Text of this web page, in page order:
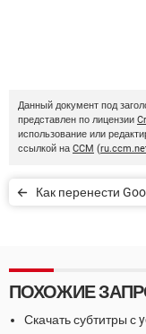
Данный документ под
представлен по лицензии
использование или
ссылкой на CCM (
Как перенести
ПОХОЖИЕ
Скачать субтитры с